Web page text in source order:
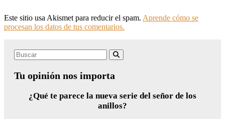
Este sitio usa Akismet para reducir el spam. Aprende cómo se
procesan los datos de tus comentarios.
Search
Tu opinión nos importa
¿Qué te parece la nueva serie del señor de los
anillos?